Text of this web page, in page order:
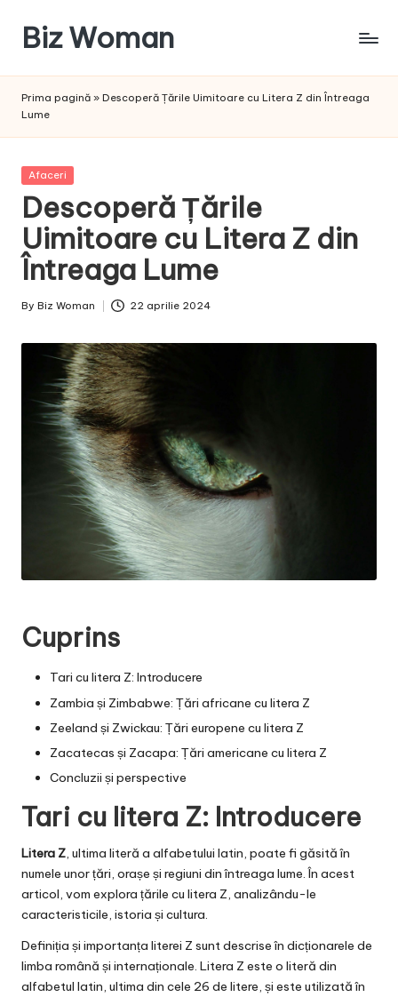
content
Biz Woman
succesul
Prima pagină » Descoperă Țările Uimitoare cu Litera Z din Întreaga
Lume
Posted
Afaceri
Descoperă Țările
Uimitoare cu Litera Z din
Întreaga Lume
Posted
By Biz Woman 22 aprilie 2024
Cuprins
Tari cu litera Z: Introducere
Zambia și Zimbabwe: Țări africane cu litera Z
Zeeland și Zwickau: Țări europene cu litera Z
Zacatecas și Zacapa: Țări americane cu litera Z
Concluzii și perspective
Tari cu litera Z: Introducere
Litera Z, ultima literă a alfabetului latin, poate fi găsită în
numele unor țări, orașe și regiuni din întreaga lume. În acest
articol, vom explora țările cu litera Z, analizându-le
caracteristicile, istoria și cultura.
Definiția și importanța literei Z sunt descrise în dicționarele de
limba română și internaționale. Litera Z este o literă din
alfabetul latin, ultima din cele 26 de litere, și este utilizată în